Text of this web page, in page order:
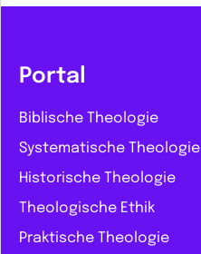
Portal
Biblische Theologie
Systematische Theologie
Historische Theologie
Theologische Ethik
Praktische Theologie